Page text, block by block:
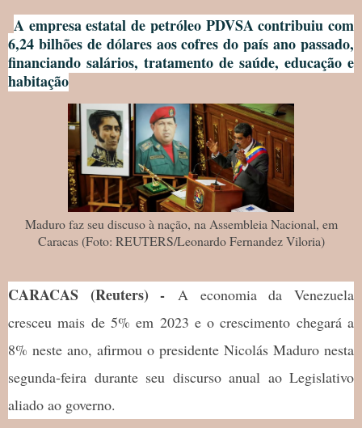
A empresa estatal de petróleo PDVSA contribuiu com
6,24 bilhões de dólares aos cofres do país ano passado,
financiando salários, tratamento de saúde, educação e
habitação
Maduro faz seu discuso à nação, na Assembleia Nacional, em
Caracas (Foto: REUTERS/Leonardo Fernandez Viloria)
CARACAS (Reuters) - A economia da Venezuela
cresceu mais de 5% em 2023 e o crescimento chegará a
8% neste ano, afirmou o presidente Nicolás Maduro nesta
segunda-feira durante seu discurso anual ao Legislativo
aliado ao governo.